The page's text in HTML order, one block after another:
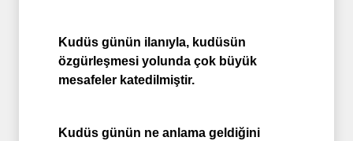
Kudüs günün ilanıyla, kudüsün
özgürleşmesi yolunda çok büyük
mesafeler katedilmiştir.
Kudüs günün ne anlama geldiğini